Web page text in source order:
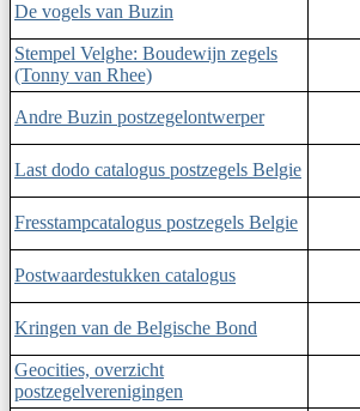
De vogels van Buzin
Stempel Velghe: Boudewijn zegels
(Tonny van Rhee)
Andre Buzin postzegelontwerper
Last dodo catalogus postzegels Belgie
Fresstampcatalogus postzegels Belgie
Postwaardestukken catalogus
Kringen van de Belgische Bond
Geocities, overzicht
postzegelverenigingen